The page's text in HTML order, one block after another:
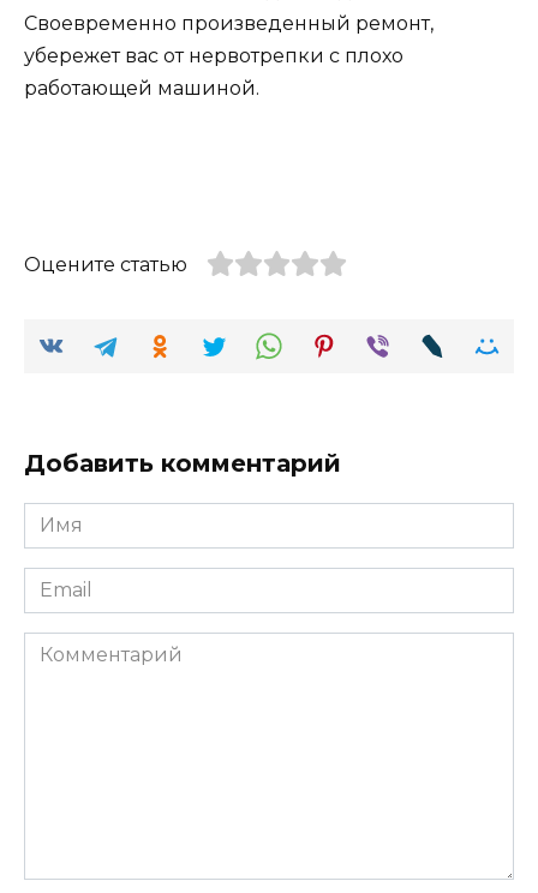
Своевременно произведенный ремонт,
убережет вас от нервотрепки с плохо
работающей машиной.
Оцените статью
Добавить комментарий
Имя
Email
Комментарий